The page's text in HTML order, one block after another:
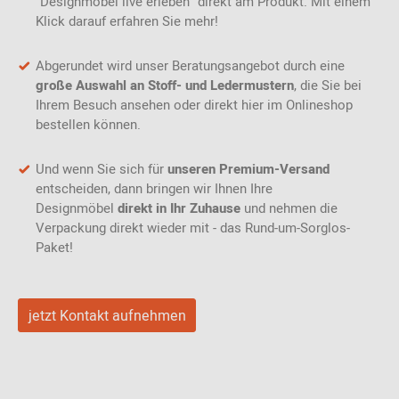
Klick darauf erfahren Sie mehr!
Abgerundet wird unser Beratungsangebot durch eine
große Auswahl an Stoff- und Ledermustern, die Sie bei
Ihrem Besuch ansehen oder direkt hier im Onlineshop
bestellen können.
Und wenn Sie sich fürunseren Premium-Versand
entscheiden, dann bringen wir Ihnen Ihre
Designmöbel direkt in Ihr Zuhause und nehmen die
Verpackung direkt wieder mit - das Rund-um-Sorglos-
Paket!
jetzt Kontakt aufnehmen